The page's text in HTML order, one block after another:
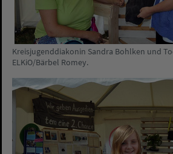
Kreisjugenddiakonin Sandra Bohlken und
ELKiO/Bärbel Romey.